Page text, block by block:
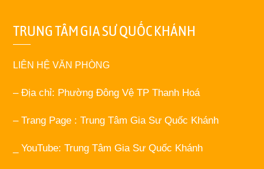
TRUNG TÂM GIA SƯ QUỐC KHÁNH
LIÊN HỆ VĂN PHÒNG
– Địa chỉ: Phường Đông Vệ TP Thanh Hoá
– Trang Page : Trung Tâm Gia Sư Quốc Khánh
_ YouTube: Trung Tâm Gia Sư Quốc Khánh